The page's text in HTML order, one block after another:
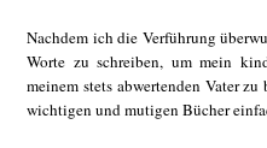
Nachdem ich die Verführung
Worte zu schreiben, um mein
meinem stets abwertenden Vater
wichtigen und mutigen Bücher